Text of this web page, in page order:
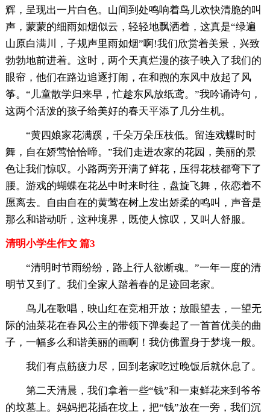
辉，呈现出一片白色。山间到处鸣响着鸟儿欢快清脆的叫
声，蒙蒙的细雨如烟似云，轻轻地飘洒着，这真是“绿遍
山原白满川，子规声里雨如烟”啊!我们欣赏着美景，兴致
勃勃地前进着。这时，两个天真烂漫的孩子映入了我们的
眼帘，他们在路边追逐打闹，在和煦的东风中放起了风
筝。“儿童散学归来早，忙趁东风放纸鸢。”我吟诵诗句，
这两个活泼的孩子给美好的春天平添了几分生机。
“黄四娘家花满蹊，千朵万朵压枝低。留连戏蝶时时
舞，自在娇莺恰恰啼。”我们走进农家的花园，美丽的景
色让我们惊叹。小路两旁开满了鲜花，压得花枝都弯下了
腰。游戏的蝴蝶在花丛中时来时往，盘旋飞舞，依恋着不
愿离去。自由自在的黄莺在树上发出娇柔的鸣叫，声音是
那么和谐动听，这种境界，既使人惊叹，又叫人舒服。
清明小学生作文 篇3
“清明时节雨纷纷，路上行人欲断魂。”一年一度的清
明节又到了。我们全家人踏着春的足迹回老家。
鸟儿在歌唱，映山红在竞相开放；放眼望去，一望无
际的油菜花在春风公主的带领下弹奏起了一首首优美的曲
子，一幅多么和谐美丽的画啊！我仿佛置身于梦境一般。
我们有点筋疲力尽，回到老家吃过晚饭后就休息了。
第二天清晨，我们拿着一些“钱”和一束鲜花来到爷爷
的坟墓上。妈妈把花插在坟上，把“钱”放在一旁，我们沉